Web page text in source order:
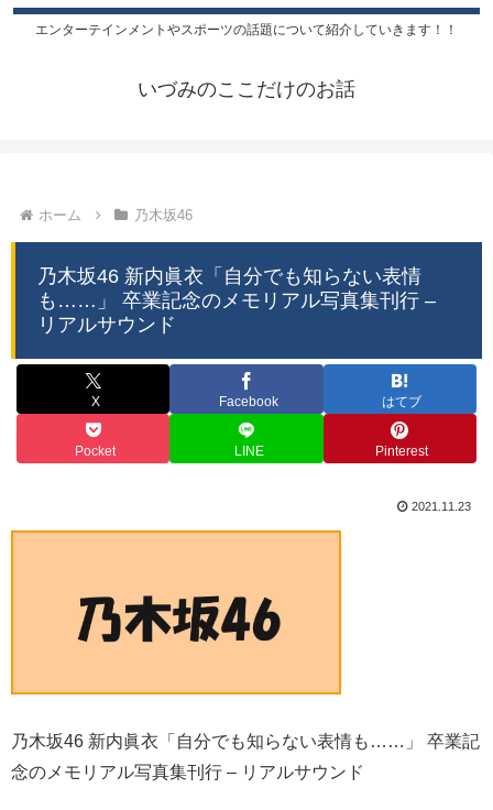
エンターテインメントやスポーツの話題について紹介していきます！！
いづみのここだけのお話
ホーム 乃木坂46
乃木坂46 新内眞衣「自分でも知らない表情
も……」 卒業記念のメモリアル写真集刊行 –
リアルサウンド
X Facebook はてブ
Pocket LINE Pinterest
2021.11.23
乃木坂46 新内眞衣「自分でも知らない表情も……」 卒業記
念のメモリアル写真集刊行 – リアルサウンド